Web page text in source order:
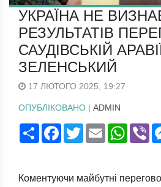
УКРАЇНА НЕ
РЕЗУЛЬТАТІВ
САУДІВСЬКІЙ
ЗЕЛЕНСЬКИЙ
17 ЛЮТОГО 2025, 19:27
ОПУБЛІКОВАНО | ADMIN
ПоширитиFacebook
TwitterEmail
Коментуючи майбутні